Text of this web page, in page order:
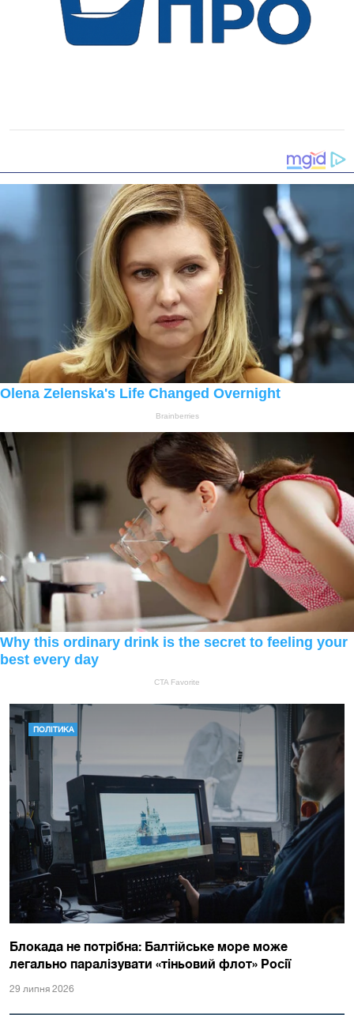
ПОЛІТИКА
Блокада не потрібна: Балтійське море може
легально паралізувати «тіньовий флот» Росії
29 липня 2026